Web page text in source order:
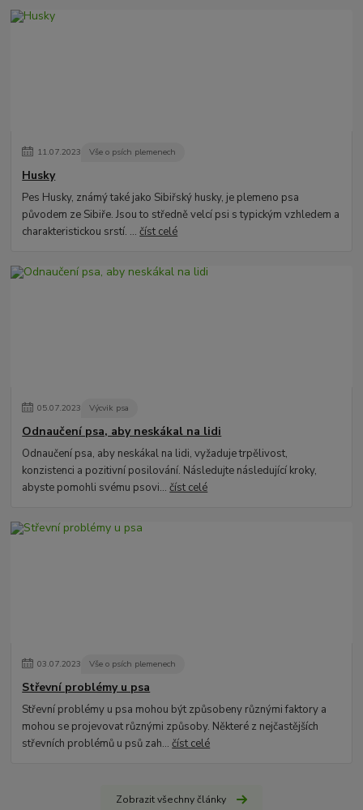
11.07.2023 Vše o psích plemenech
Husky
Pes Husky, známý také jako Sibiřský husky, je plemeno psa
původem ze Sibiře. Jsou to středně velcí psi s typickým vzhledem a
charakteristickou srstí. ...číst celé
05.07.2023 Výcvik psa
Odnaučení psa, aby neskákal na lidi
Odnaučení psa, aby neskákal na lidi, vyžaduje trpělivost,
konzistenci a pozitivní posilování. Následujte následující kroky,
abyste pomohli svému psovi...číst celé
03.07.2023 Vše o psích plemenech
Střevní problémy u psa
Střevní problémy u psa mohou být způsobeny různými faktory a
mohou se projevovat různými způsoby. Některé z nejčastějších
střevních problémů u psů zah...číst celé
Zobrazit všechny články